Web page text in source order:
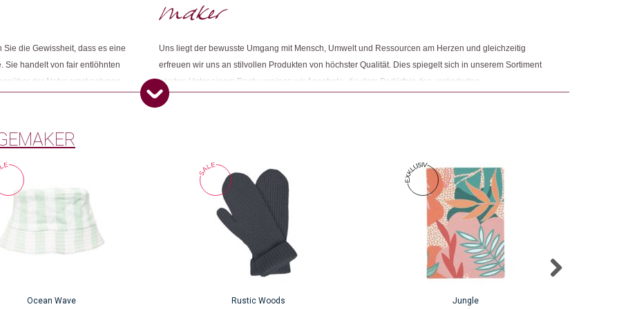
Dieses Produkt weiterempfehlen:
die Gewissheit, dass es eine
Sie handelt von fair entlöhnten
der Natur ernst nehmen.
Uns liegt der bewusste Umgang mit Mensch, Umwelt und Ressourcen am Herzen und gleichzeitig
erfreuen wir uns an stilvollen Produkten von höchster Qualität. Dies spiegelt sich in unserem Sortiment
wieder: Unter einem Dach vereinen wir Angebote, die dem Bedürfnis des veränderten
Konsumbewusstseins nach mehr Sinn und Nachhaltigkeit sowie der Modernisierung von Fair Trade und
Ocean Wave Rustic Woods Jungle